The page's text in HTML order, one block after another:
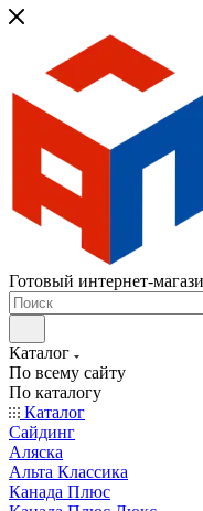
Готовый интернет-
Каталог
По всему сайту
По каталогу
Каталог
Сайдинг
Аляска
Альта Классика
Канада Плюс